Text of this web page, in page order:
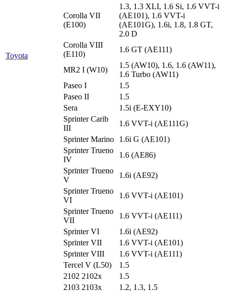
Toyota
Corolla VII
(E100)
1.3, 1.3 XLI, 1.6 Si, 1.6 VVT-i
(AE101), 1.6 VVT-i
(AE101G), 1.6i, 1.8, 1.8 GT,
2.0 D
Corolla VIII
(E110)
1.6 GT (AE111)
MR2 I (W10)
1.5 (AW10), 1.6, 1.6 (AW11),
1.6 Turbo (AW11)
Paseo I
1.5
Paseo II
1.5
Sera
1.5i (E-EXY10)
Sprinter Carib
III
1.6 VVT-i (AE111G)
Sprinter Marino
1.6i G (AE101)
Sprinter Trueno
IV
1.6 (AE86)
Sprinter Trueno
V
1.6i (AE92)
Sprinter Trueno
VI
1.6 VVT-i (AE101)
Sprinter Trueno
VII
1.6 VVT-i (AE111)
Sprinter VI
1.6i (AE92)
Sprinter VII
1.6 VVT-i (AE101)
Sprinter VIII
1.6 VVT-i (AE111)
Tercel V (L50)
1.5
2102 2102x
1.5
2103 2103x
1.2, 1.3, 1.5